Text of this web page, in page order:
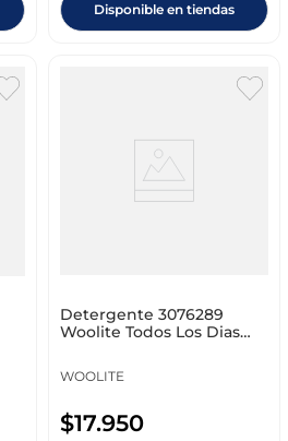
Disponible en tiendas
Detergente 3076289
Woolite Todos Los Dias
WOOLITE
$17.950